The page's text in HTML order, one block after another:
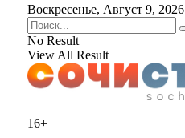
Воскресенье, Август 9, 2026
No Result
View All Result
16+